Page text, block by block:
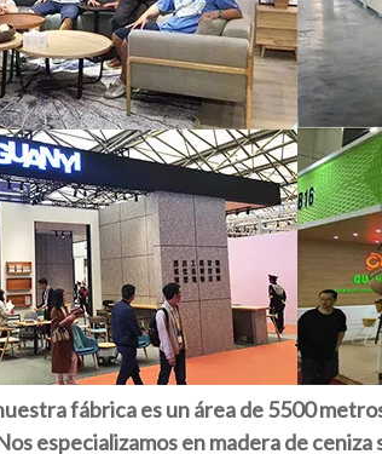
fábrica es un área de 5500
especializamos en madera de